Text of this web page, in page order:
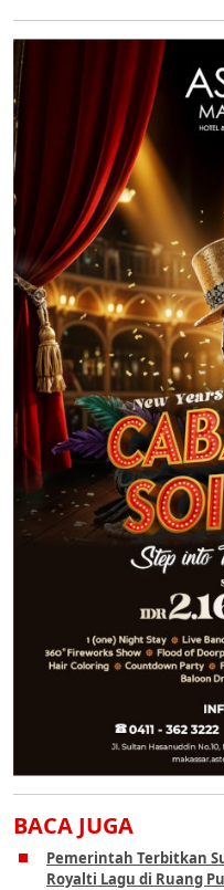
BACA JUGA
Pemerintah Terbitkan
Royalti Lagu di Ruang